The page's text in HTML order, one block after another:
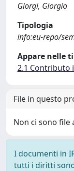
Giorgi, Giorgio
Tipologia
info:eu-repo/
Appare nelle
2.1 Contributo
File in questo
Non ci sono file
I documenti in
tutti i diritti